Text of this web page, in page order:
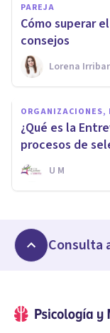
PAREJA
Cómo superar
consejos
Lorena
ORGANIZACIONES,
¿Qué es la
procesos de
U M
Consulta